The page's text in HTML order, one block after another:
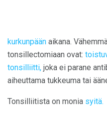
kurkunpään aikana.
tonsillectomiaan ovat:
tonsilliitti, joka ei parane
aiheuttama tukkeuma tai
Tonsilliitista on monia syitä.